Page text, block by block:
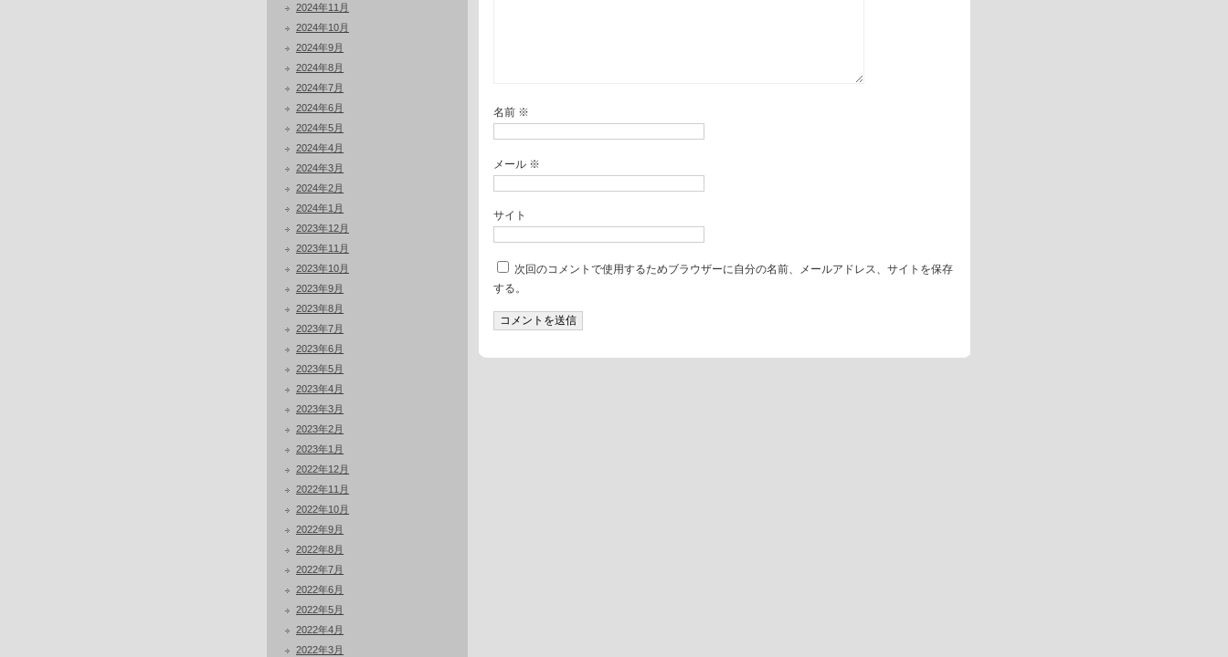
2024年11月
2024年10月
2024年9月
2024年8月
2024年7月
2024年6月
2024年5月
2024年4月
2024年3月
2024年2月
2024年1月
2023年12月
2023年11月
2023年10月
2023年9月
2023年8月
2023年7月
2023年6月
2023年5月
2023年4月
2023年3月
2023年2月
2023年1月
2022年12月
2022年11月
2022年10月
2022年9月
2022年8月
2022年7月
2022年6月
2022年5月
2022年4月
2022年3月
名前 ※
メール ※
サイト
次回のコメントで使用するためブラウザーに自分の名前、メールアドレス、サイトを保存
する。